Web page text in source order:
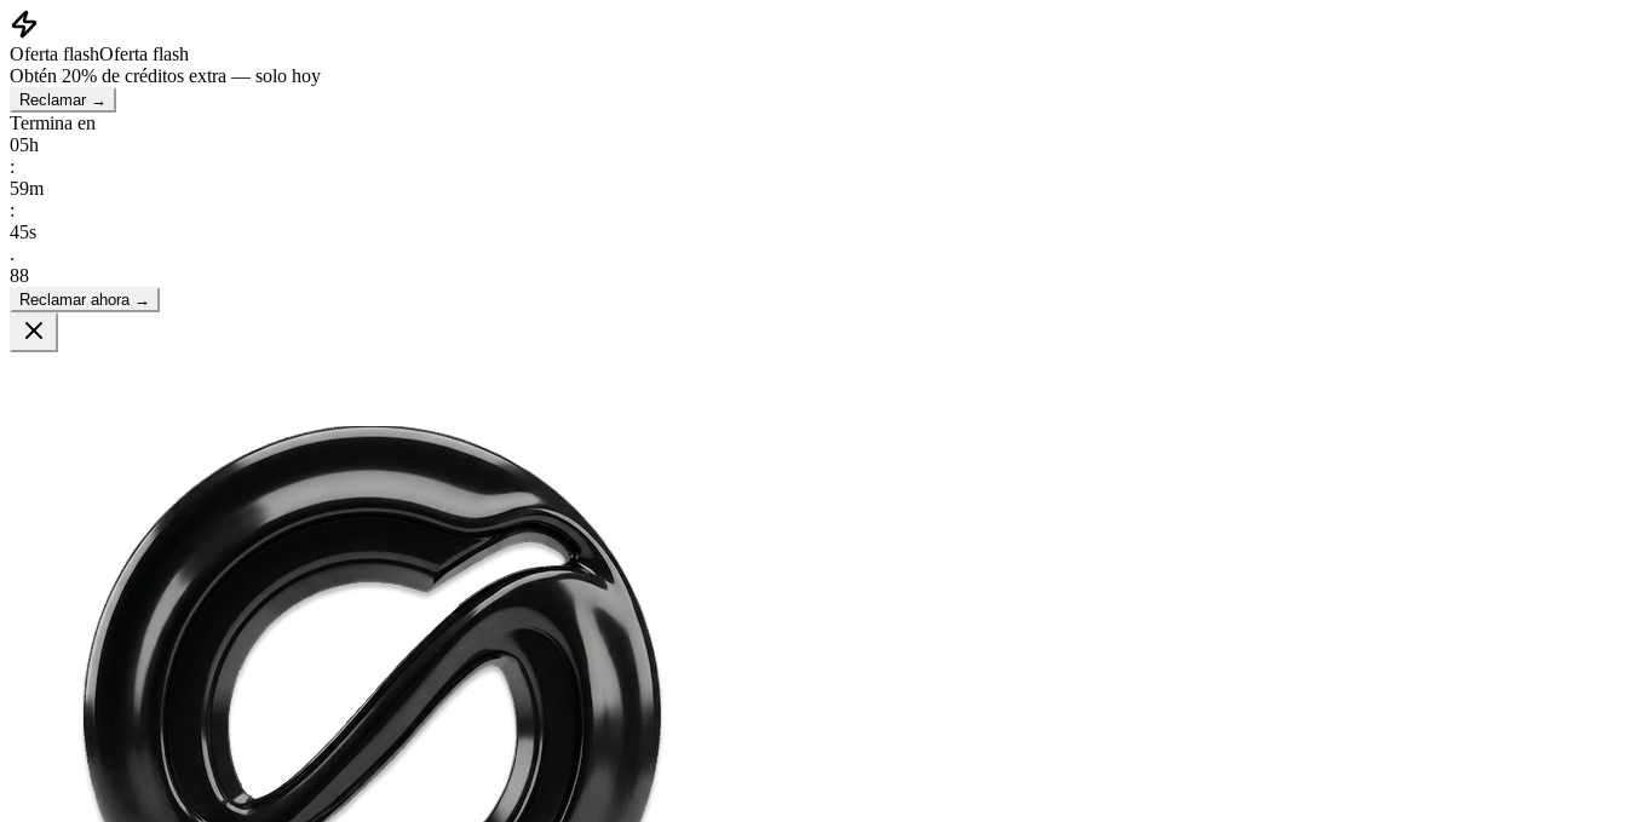
Oferta flashOferta flash
Obtén 20% de créditos extra — solo hoy
Reclamar →
Termina en
05h
:
59m
:
44s
.
93
Reclamar ahora →